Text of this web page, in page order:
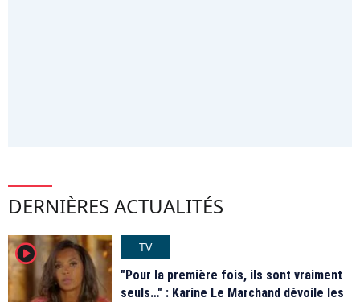
DERNIÈRES ACTUALITÉS
player2
TV
"Pour la première fois, ils sont vraiment
seuls…" : Karine Le Marchand dévoile les